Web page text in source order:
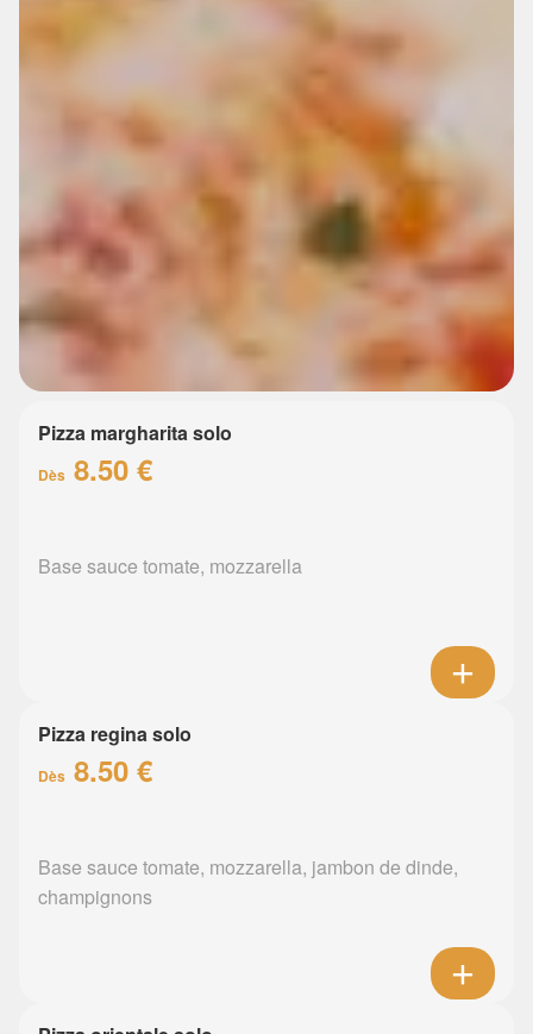
Pizza margharita solo
Dès 8.50 €
Base sauce tomate, mozzarella
Pizza regina solo
Dès 8.50 €
Base sauce tomate, mozzarella, jambon de dinde,
champignons